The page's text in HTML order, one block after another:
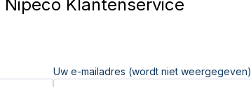
Nipeco Klantenservice
Uw e-mailadres (wordt niet weergegeven)